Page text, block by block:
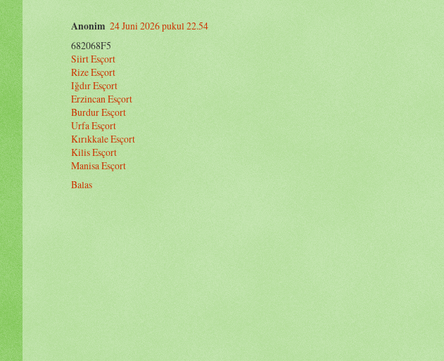
Anonim 24 Juni 2026 pukul 22.54
682068F5
Siirt Esçort
Rize Esçort
Iğdır Esçort
Erzincan Esçort
Burdur Esçort
Urfa Esçort
Kırıkkale Esçort
Kilis Esçort
Manisa Esçort
Balas